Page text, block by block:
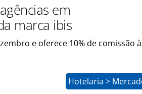
em
marca ibis
e oferece 10% de comissão
Hotelaria >